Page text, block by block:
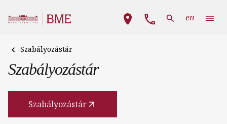
Fő navigáció
en
Szabályozástár
Szabályozástár
Szabályozástár